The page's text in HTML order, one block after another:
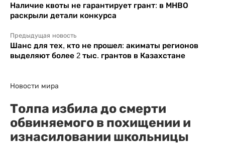
Наличие квоты не гарантирует грант: в МНВО
раскрыли детали конкурса
Предыдущая новость
Шанс для тех, кто не прошел: акиматы регионов
выделяют более 2 тыс. грантов в Казахстане
Новости мира
Толпа избила до смерти
обвиняемого в похищении и
изнасиловании школьницы